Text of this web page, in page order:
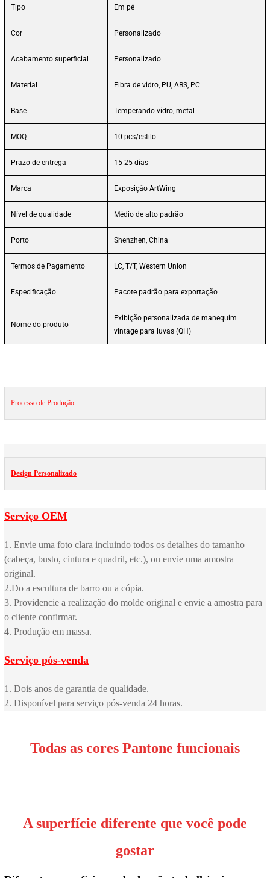
Tipo Em pé
Cor Personalizado
Acabamento superficial Personalizado
Material Fibra de vidro, PU, ABS, PC
Base Temperando vidro, metal
MOQ 10 pcs/estilo
Prazo de entrega 15-25 dias
Marca Exposição ArtWing
Nível de qualidade Médio de alto padrão
Porto Shenzhen, China
Termos de Pagamento LC, T/T, Western Union
Especificação Pacote padrão para exportação
Nome do produto
Exibição personalizada de manequim
vintage para luvas (QH)
Processo de Produção
Design Personalizado
Serviço OEM
1. Envie uma foto clara incluindo todos os detalhes do tamanho
(cabeça, busto, cintura e quadril, etc.), ou envie uma amostra
original.
2.Do a escultura de barro ou a cópia.
3. Providencie a realização do molde original e envie a amostra para
o cliente confirmar.
4. Produção em massa.
Serviço pós-venda
1. Dois anos de garantia de qualidade.
2. Disponível para serviço pós-venda 24 horas.
Todas as cores Pantone funcionais
A superfície diferente que você pode
gostar